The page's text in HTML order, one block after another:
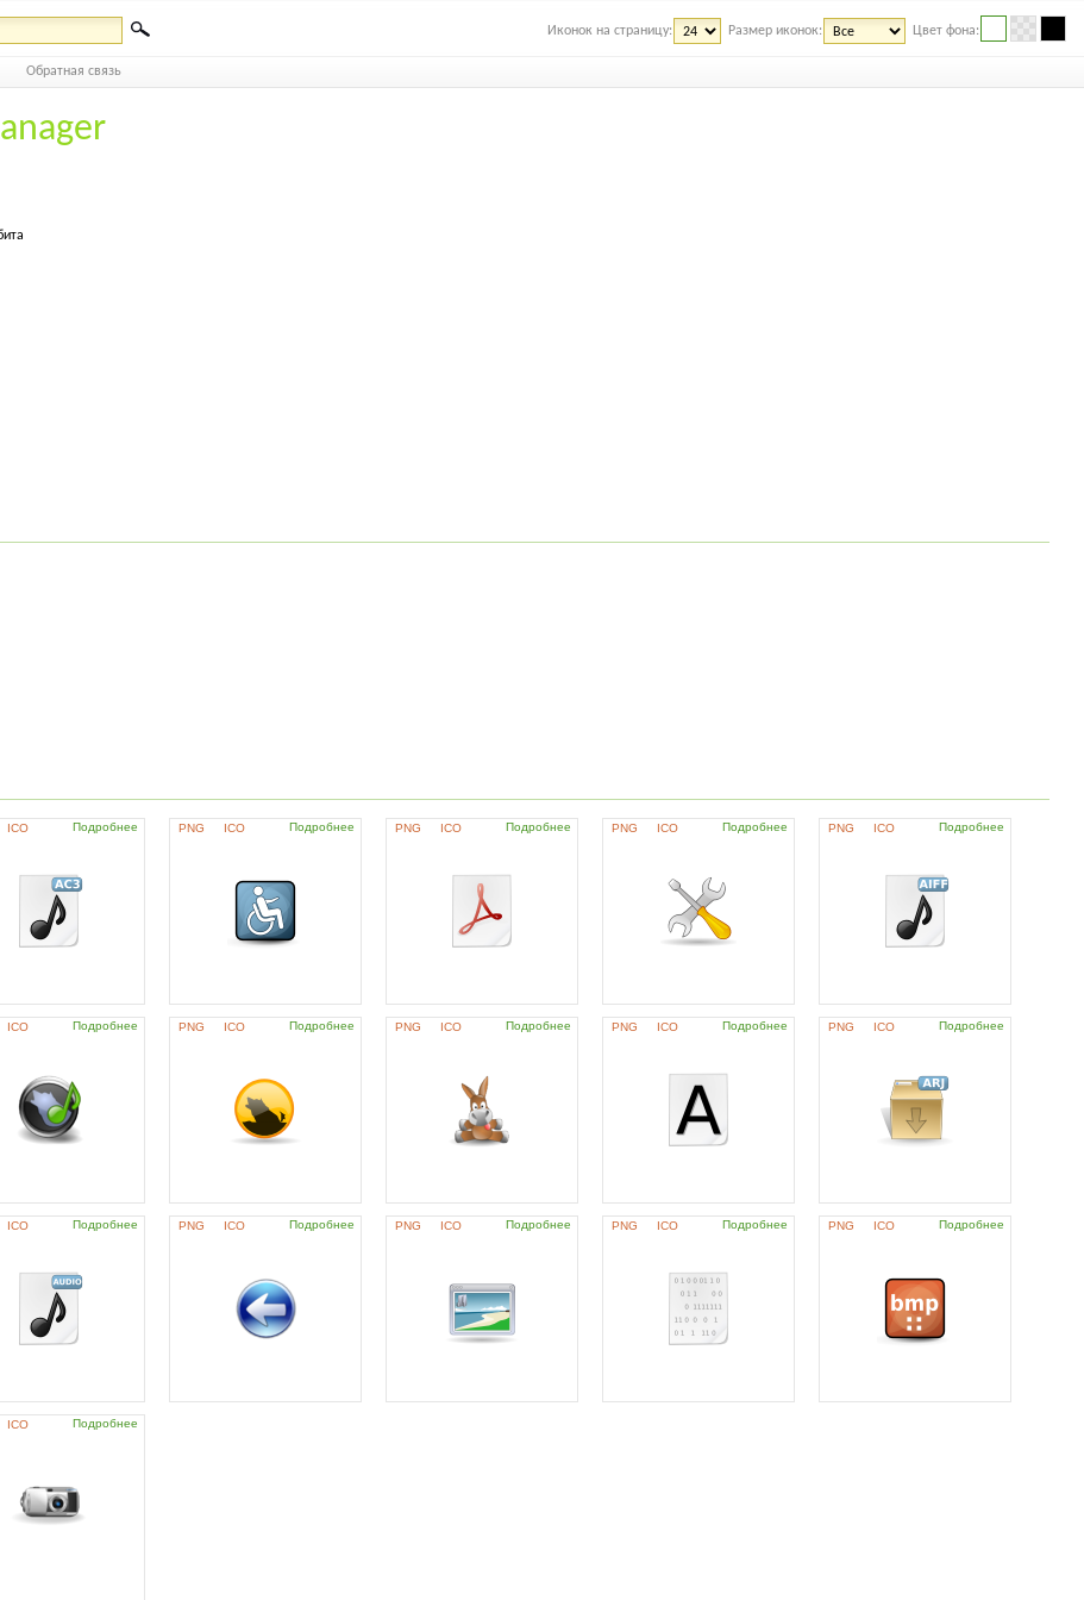
Иконок на страницу: Размер иконок: Цвет фона:
Обратная связь
ICO Подробнее PNG ICO Подробнее PNG ICO Подробнее PNG ICO Подробнее PNG ICO Подробнее
ICO Подробнее PNG ICO Подробнее PNG ICO Подробнее PNG ICO Подробнее PNG ICO Подробнее
ICO Подробнее PNG ICO Подробнее PNG ICO Подробнее PNG ICO Подробнее PNG ICO Подробнее
ICO Подробнее